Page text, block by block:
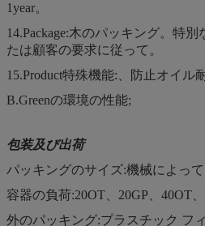
1year。
14.Package:木のパッキング。特
たは顧客の要求に従って。
15.Product特殊機能:、防止オイル
B.Greenの環境の性能;
包装及び出荷
パッキングのサイズ:機械によって
容器の負荷:20OT、20GP、40OT
外のパッキング:プラスチック フ